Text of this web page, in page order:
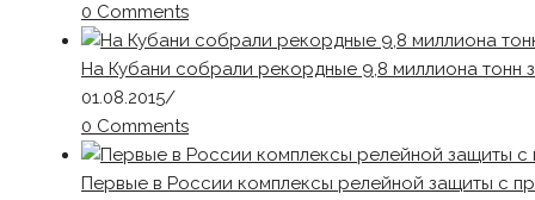
0 Comments
На Кубани собрали рекордные 9,8 миллиона тонн
01.08.2015/
0 Comments
Первые в России комплексы релейной защиты с